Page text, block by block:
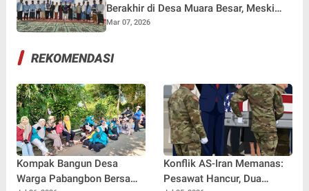
Berakhir di Desa Muara Besar, Meski
Diguyur Hujan Deras
Mar 07, 2026
REKOMENDASI
Kompak Bangun Desa
Warga Pabangbon Bersama
Konflik AS-Iran Memanas:
Pesawat Hancur, Dua